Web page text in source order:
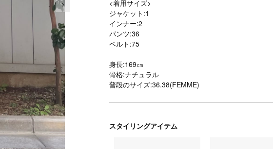
<着用サイズ>
ジャケット:1
インナー:2
パンツ:36
ベルト:75
身長:169㎝
骨格:ナチュラル
普段のサイズ:36.38(FEMME)
スタイリングアイテム